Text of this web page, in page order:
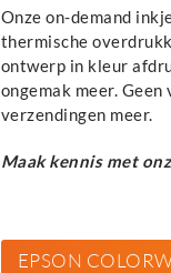
Onze on-demand
thermische
ontwerp in kleur
ongemak meer.
verzendingen meer.
Maak kennis met
EPSON